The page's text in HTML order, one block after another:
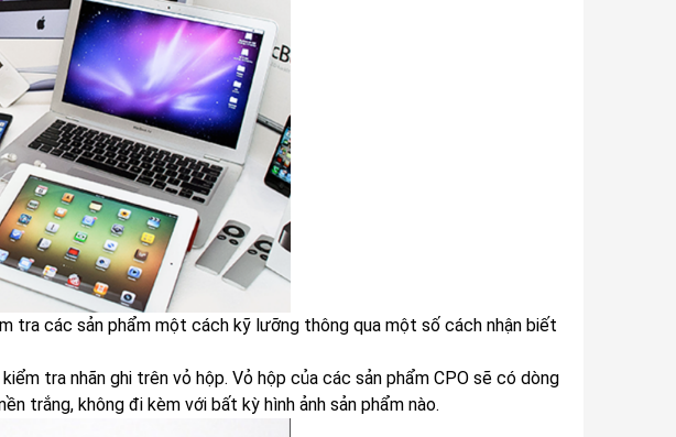
tra các sản phẩm một cách kỹ lưỡng thông qua một số cách nhận biết
tra nhãn ghi trên vỏ hộp. Vỏ hộp của các sản phẩm CPO sẽ có dòng
trắng, không đi kèm với bất kỳ hình ảnh sản phẩm nào.